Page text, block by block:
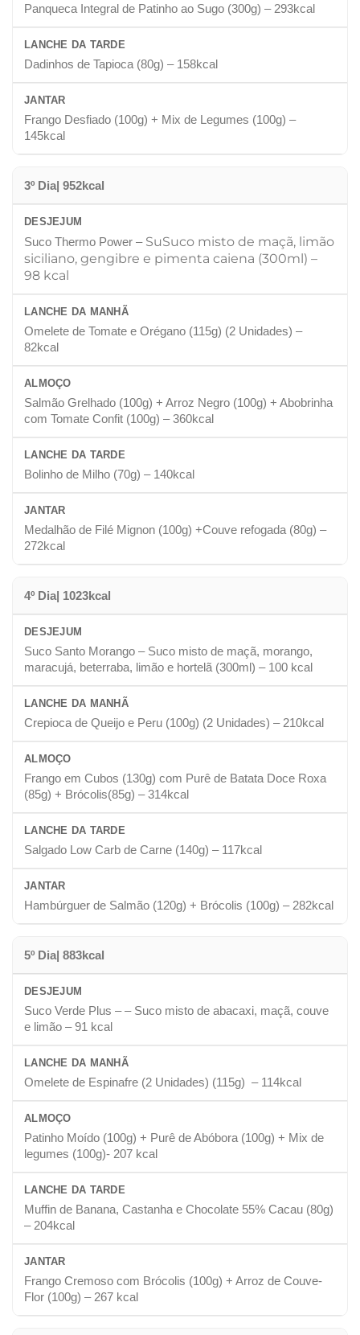
Panqueca Integral de Patinho ao Sugo (300g) – 293kcal
LANCHE DA TARDE
Dadinhos de Tapioca (80g) – 158kcal
JANTAR
Frango Desfiado (100g) + Mix de Legumes (100g) –
145kcal
3º Dia| 952kcal
DESJEJUM
Suco Thermo Power – SuSuco misto de maçã, limão
siciliano, gengibre e pimenta caiena (300ml) –
98 kcal
LANCHE DA MANHÃ
Omelete de Tomate e Orégano (115g) (2 Unidades) –
82kcal
ALMOÇO
Salmão Grelhado (100g) + Arroz Negro (100g) + Abobrinha
com Tomate Confit (100g) – 360kcal
LANCHE DA TARDE
Bolinho de Milho (70g) – 140kcal
JANTAR
Medalhão de Filé Mignon (100g) +Couve refogada (80g) –
272kcal
4º Dia| 1023kcal
DESJEJUM
Suco Santo Morango – Suco misto de maçã, morango,
maracujá, beterraba, limão e hortelã (300ml) – 100 kcal
LANCHE DA MANHÃ
Crepioca de Queijo e Peru (100g) (2 Unidades) – 210kcal
ALMOÇO
Frango em Cubos (130g) com Purê de Batata Doce Roxa
(85g) + Brócolis(85g) – 314kcal
LANCHE DA TARDE
Salgado Low Carb de Carne (140g) – 117kcal
JANTAR
Hambúrguer de Salmão (120g) + Brócolis (100g) – 282kcal
5º Dia| 883kcal
DESJEJUM
Suco Verde Plus – – Suco misto de abacaxi, maçã, couve
e limão – 91 kcal
LANCHE DA MANHÃ
Omelete de Espinafre (2 Unidades) (115g) – 114kcal
ALMOÇO
Patinho Moído (100g) + Purê de Abóbora (100g) + Mix de
legumes (100g)- 207 kcal
LANCHE DA TARDE
Muffin de Banana, Castanha e Chocolate 55% Cacau (80g)
– 204kcal
JANTAR
Frango Cremoso com Brócolis (100g) + Arroz de Couve-
Flor (100g) – 267 kcal